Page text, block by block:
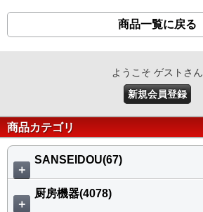
商品一覧に戻る
ようこそ ゲストさん
新規会員登録
商品カテゴリ
＋
SANSEIDOU(67)
＋
厨房機器(4078)